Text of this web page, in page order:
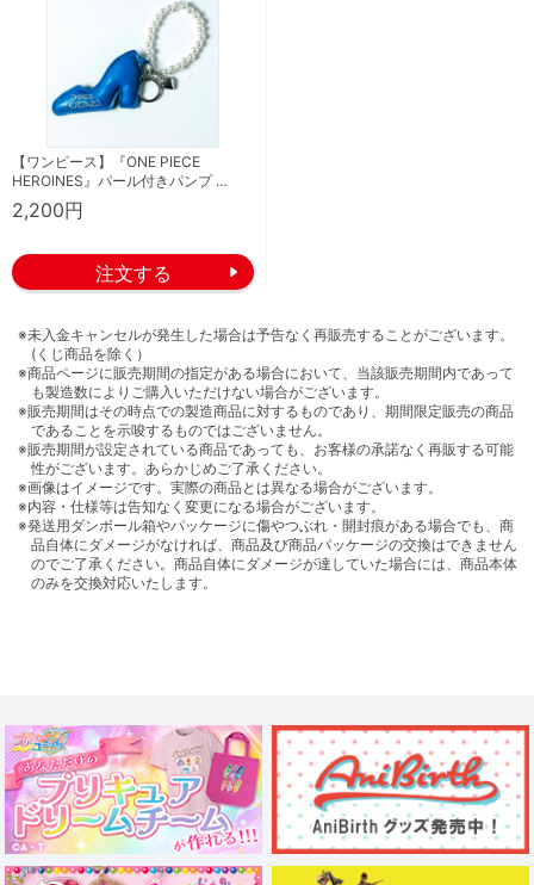
【ワンピース】『ONE PIECE
HEROINES』パール付きパンプ …
2,200円
※未入金キャンセルが発生した場合は予告なく再販売することがございます。
(くじ商品を除く）
※商品ページに販売期間の指定がある場合において、当該販売期間内であって
も製造数によりご購入いただけない場合がございます。
※販売期間はその時点での製造商品に対するものであり、期間限定販売の商品
であることを示唆するものではございません。
※販売期間が設定されている商品であっても、お客様の承諾なく再販する可能
性がございます。あらかじめご了承ください。
※画像はイメージです。実際の商品とは異なる場合がございます。
※内容・仕様等は告知なく変更になる場合がございます。
※発送用ダンボール箱やパッケージに傷やつぶれ・開封痕がある場合でも、商
品自体にダメージがなければ、商品及び商品パッケージの交換はできません
のでご了承ください。商品自体にダメージが達していた場合には、商品本体
のみを交換対応いたします。